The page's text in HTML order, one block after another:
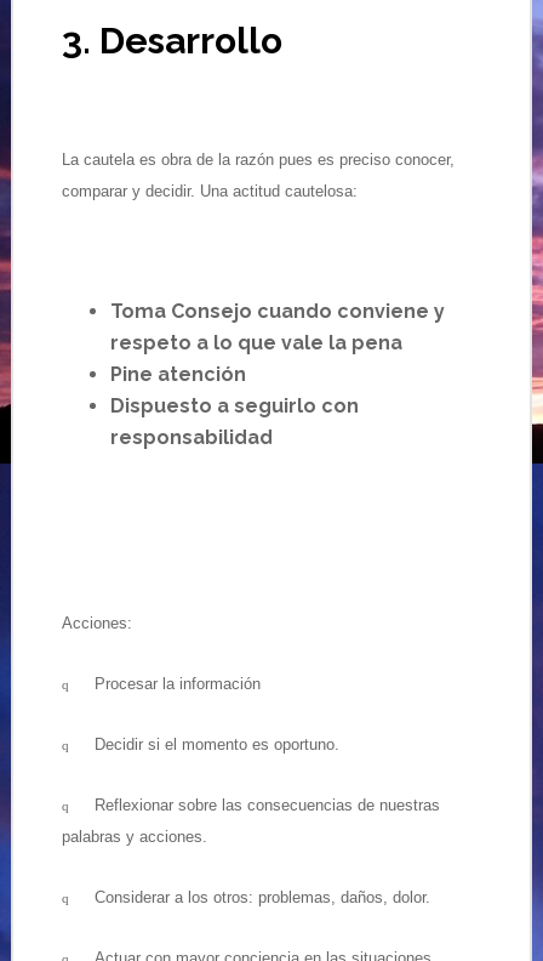
3. Desarrollo
La cautela es obra de la razón pues es preciso conocer,
comparar y decidir. Una actitud cautelosa:
Toma Consejo cuando conviene y
respeto a lo que vale la pena
Pine atención
Dispuesto a seguirlo con
responsabilidad
Acciones:
q Procesar la información
q Decidir si el momento es oportuno.
q
Reflexionar sobre las consecuencias de nuestras
palabras y acciones.
q Considerar a los otros: problemas, daños, dolor.